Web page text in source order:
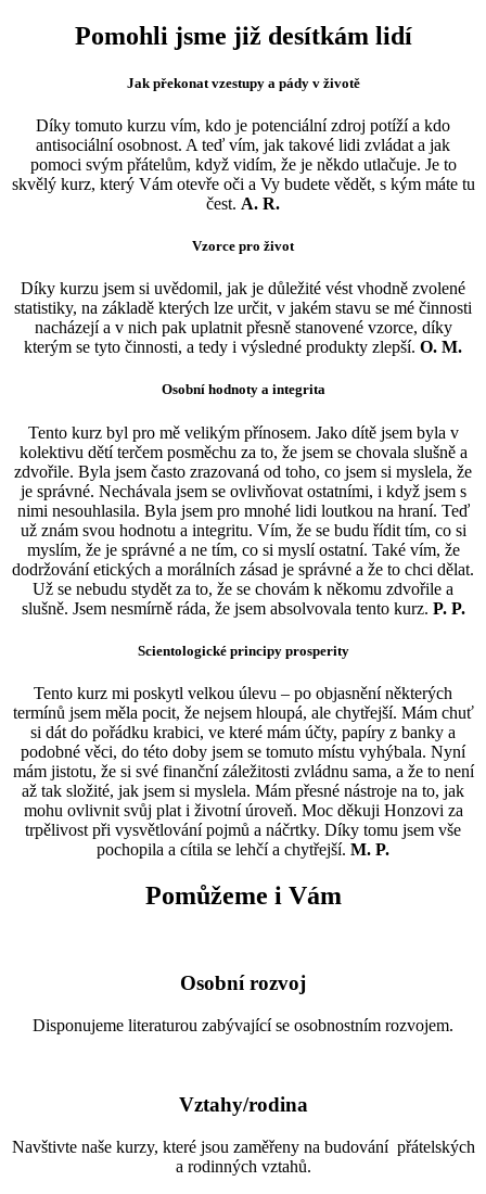
Pomohli jsme již desítkám lidí
Jak překonat vzestupy a pády v životě
Díky tomuto kurzu vím, kdo je potenciální zdroj potíží a kdo
antisociální osobnost. A teď vím, jak takové lidi zvládat a jak
pomoci svým přátelům, když vidím, že je někdo utlačuje. Je to
skvělý kurz, který Vám otevře oči a Vy budete vědět, s kým máte tu
čest. A. R.
Vzorce pro život
Díky kurzu jsem si uvědomil, jak je důležité vést vhodně zvolené
statistiky, na základě kterých lze určit, v jakém stavu se mé činnosti
nacházejí a v nich pak uplatnit přesně stanovené vzorce, díky
kterým se tyto činnosti, a tedy i výsledné produkty zlepší. O. M.
Osobní hodnoty a integrita
Tento kurz byl pro mě velikým přínosem. Jako dítě jsem byla v
kolektivu dětí terčem posměchu za to, že jsem se chovala slušně a
zdvořile. Byla jsem často zrazovaná od toho, co jsem si myslela, že
je správné. Nechávala jsem se ovlivňovat ostatními, i když jsem s
nimi nesouhlasila. Byla jsem pro mnohé lidi loutkou na hraní. Teď
už znám svou hodnotu a integritu. Vím, že se budu řídit tím, co si
myslím, že je správné a ne tím, co si myslí ostatní. Také vím, že
dodržování etických a morálních zásad je správné a že to chci dělat.
Už se nebudu stydět za to, že se chovám k někomu zdvořile a
slušně. Jsem nesmírně ráda, že jsem absolvovala tento kurz. P. P.
Scientologické principy prosperity
Tento kurz mi poskytl velkou úlevu – po objasnění některých
termínů jsem měla pocit, že nejsem hloupá, ale chytřejší. Mám chuť
si dát do pořádku krabici, ve které mám účty, papíry z banky a
podobné věci, do této doby jsem se tomuto místu vyhýbala. Nyní
mám jistotu, že si své finanční záležitosti zvládnu sama, a že to není
až tak složité, jak jsem si myslela. Mám přesné nástroje na to, jak
mohu ovlivnit svůj plat i životní úroveň. Moc děkuji Honzovi za
trpělivost při vysvětlování pojmů a náčrtky. Díky tomu jsem vše
pochopila a cítila se lehčí a chytřejší. M. P.
Pomůžeme i Vám
Osobní rozvoj
Disponujeme literaturou zabývající se osobnostním rozvojem.
Vztahy/rodina
Navštivte naše kurzy, které jsou zaměřeny na budování přátelských
a rodinných vztahů.